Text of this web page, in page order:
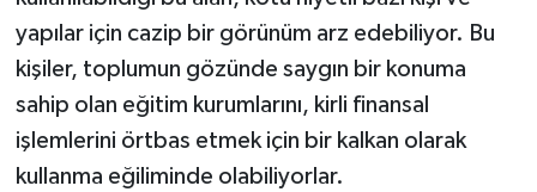
yapılar için cazip bir görünüm arz edebiliyor. Bu
kişiler, toplumun gözünde saygın bir konuma
sahip olan eğitim kurumlarını, kirli finansal
işlemlerini örtbas etmek için bir kalkan olarak
kullanma eğiliminde olabiliyorlar.